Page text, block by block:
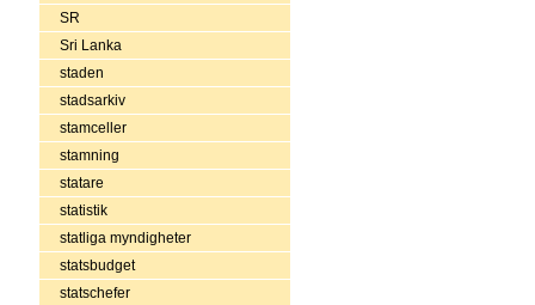
SR
Sri Lanka
staden
stadsarkiv
stamceller
stamning
statare
statistik
statliga myndigheter
statsbudget
statschefer